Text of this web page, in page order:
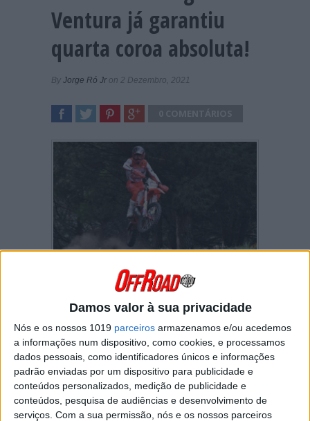
Damos valor à sua privacidade
Nós e os nossos 1019 parceiros armazenamos e/ou acedemos
a informações num dispositivo, como cookies, e processamos
dados pessoais, como identificadores únicos e informações
padrão enviadas por um dispositivo para publicidade e
conteúdos personalizados, medição de publicidade e
conteúdos, pesquisa de audiências e desenvolvimento de
serviços. Com a sua permissão, nós e os nossos parceiros
Ventura já garantiu
quarta coroa absoluta!
By Jorge Ró Jr on 2 Dezembro, 2021
Com a última ronda do campeonato nacional
de Enduro a ter lugar este fim-de-semana,
Diogo Ventura
título absolutona categoria Elite.
Este é a quarta coroaabsoluta do piloto de
Góis e a terceira consecutiva – Ventura
caminha assim a passos largos paraigualar o
record de seis títulos de Hélder Rodrigues.
O “Estrelinha” foi imbatível entre 2000 e 2005
e conquistouseis coroas seguidascomtrês